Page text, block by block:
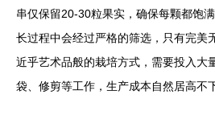
串仅保留20-30粒果实，确保每颗都饱
长过程中会经过严格的筛选，只有完美
近乎艺术品般的栽培方式，需要投入大
袋、修剪等工作，生产成本自然居高不下